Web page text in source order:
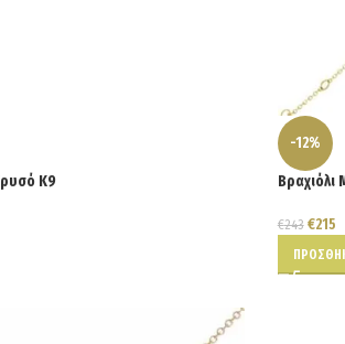
Κ9
-12%
€243 €215